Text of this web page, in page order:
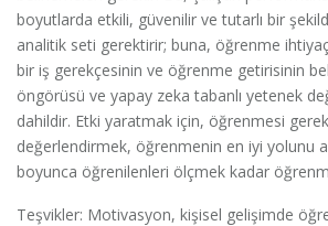
boyutlarda etkili, güvenilir ve tutarlı bir
analitik seti gerektirir; buna, öğrenme
bir iş gerekçesinin ve öğrenme getirisinin
öngörüsü ve yapay zeka tabanlı yetenek
dahildir. Etki yaratmak için, öğrenmesi
değerlendirmek, öğrenmenin en iyi yolunu
boyunca öğrenilenleri ölçmek kadar
Teşvikler: Motivasyon, kişisel gelişimde